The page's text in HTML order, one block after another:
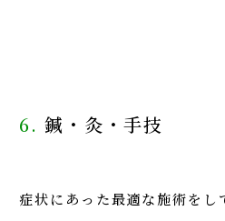
6. 鍼・灸・手技
症状にあった最適な施術をし